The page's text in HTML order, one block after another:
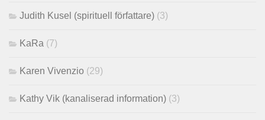
Judith Kusel (spirituell författare) (3)
KaRa (7)
Karen Vivenzio (29)
Kathy Vik (kanaliserad information) (3)